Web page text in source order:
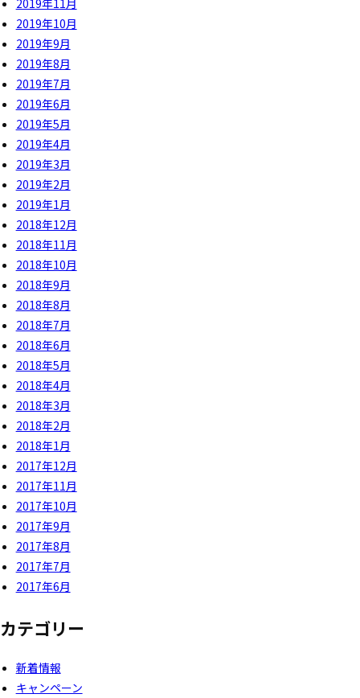
2019年11月
2019年10月
2019年9月
2019年8月
2019年7月
2019年6月
2019年5月
2019年4月
2019年3月
2019年2月
2019年1月
2018年12月
2018年11月
2018年10月
2018年9月
2018年8月
2018年7月
2018年6月
2018年5月
2018年4月
2018年3月
2018年2月
2018年1月
2017年12月
2017年11月
2017年10月
2017年9月
2017年8月
2017年7月
2017年6月
カテゴリー
新着情報
キャンペーン